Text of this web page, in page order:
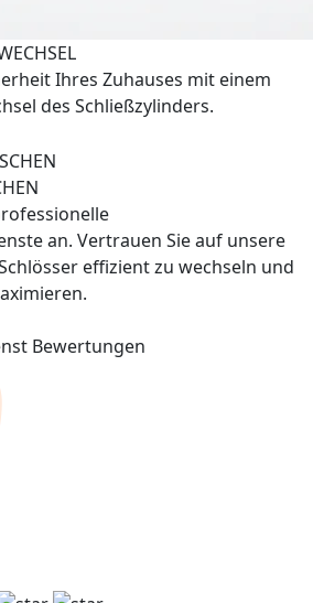
Ihres Zuhauses mit einem
des Schließzylinders.
an. Vertrauen Sie auf unsere
effizient zu wechseln und
Bewertungen